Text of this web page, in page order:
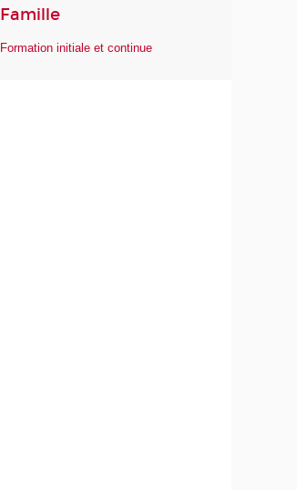
Famille
Formation initiale et continue